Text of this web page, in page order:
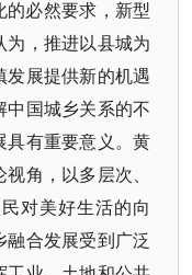
必然要求，新型
，推进以县城为
展提供新的机遇
国城乡关系的不
具有重要意义。黄
角，以多层次、
对美好生活的向
合发展受到广泛